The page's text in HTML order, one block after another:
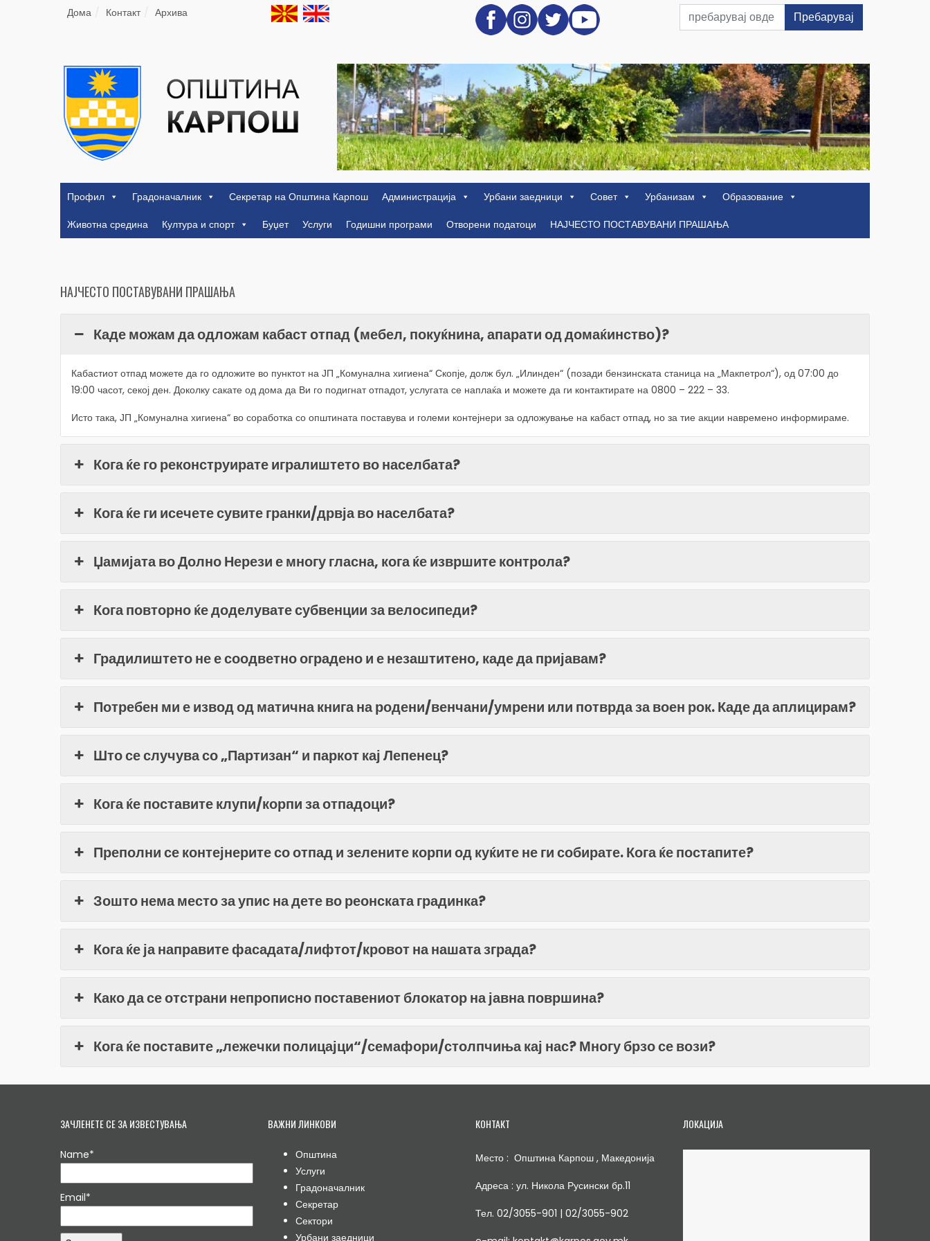
Дома Контакт Архива Пребарувај
Профил Градоначалник Секретар на Општина Карпош Администрација Урбани заедници Совет Урбанизам
Образование
Животна средина
Култура и спорт Буџет Услуги Годишни програми Отворени податоци НАЈЧЕСТО ПОСТАВУВАНИ ПРАШАЊА
НАЈЧЕСТО ПОСТАВУВАНИ ПРАШАЊА
Каде можам да одложам кабаст отпад (мебел, покуќнина, апарати од домаќинство)?
Кабастиот отпад можете да го одложите во пунктот на ЈП „Комунална хигиена“ Скопје, долж бул. „Илинден“ (позади бензинската станица на „Макпетрол“), од 07:00 до
19:00 часот, секој ден. Доколку сакате од дома да Ви го подигнат отпадот, услугата се наплаќа и можете да ги контактирате на 0800 – 222 – 33.
Исто така, ЈП „Комунална хигиена“ во соработка со општината поставува и големи контејнери за одложување на кабаст отпад, но за тие акции навремено информираме.
Кога ќе го реконструирате игралиштето во населбата?
Кога ќе ги исечете сувите гранки/дрвја во населбата?
Џамијата во Долно Нерези е многу гласна, кога ќе извршите контрола?
Кога повторно ќе доделувате субвенции за велосипеди?
Градилиштето не е соодветно оградено и е незаштитено, каде да пријавам?
Потребен ми е извод од матична книга на родени/венчани/умрени или потврда за воен рок. Каде да аплицирам?
Што се случува со „Партизан“ и паркот кај Лепенец?
Кога ќе поставите клупи/корпи за отпадоци?
Преполни се контејнерите со отпад и зелените корпи од куќите не ги собирате. Кога ќе постапите?
Зошто нема место за упис на дете во реонската градинка?
Кога ќе ја направите фасадата/лифтот/кровот на нашата зграда?
Како да се отстрани непрописно поставениот блокатор на јавна површина?
Кога ќе поставите „лежечки полицајци“/семафори/столпчиња кај нас? Многу брзо се вози?
ЗАЧЛЕНЕТЕ СЕ ЗА ИЗВЕСТУВАЊА
Name*
Email*
ВАЖНИ ЛИНКОВИ
Општина
Услуги
Градоначалник
Секретар
Сектори
Урбани заедници
КОНТАКТ
Место : Општина Карпош , Македонија
Адреса : ул. Никола Русински бр.11
Тел. 02/3055-901 | 02/3055-902
ЛОКАЦИЈА